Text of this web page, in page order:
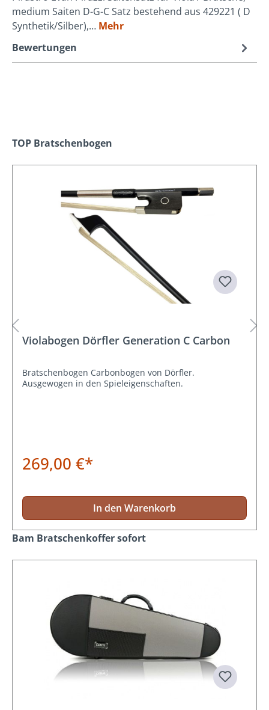
medium Saiten D-G-C Satz bestehend aus 429221 ( D
Synthetik/Silber),… Mehr
Bewertungen
Produktgalerie überspringen
TOP Bratschenbogen
Violabogen Dörfler Generation C Carbon
Bratschenbogen Carbonbogen von Dörfler.
Ausgewogen in den Spieleigenschaften.
269,00 €*
In den Warenkorb
Produktgalerie überspringen
Bam Bratschenkoffer sofort